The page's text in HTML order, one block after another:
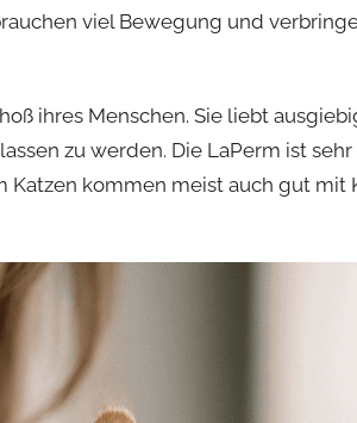
viel Bewegung und
ihres Menschen. Sie liebt
zu werden. Die LaPerm ist
Katzen kommen meist auch gut mit